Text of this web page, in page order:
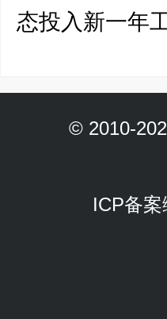
态投入新一年
© 2010-
ICP备案